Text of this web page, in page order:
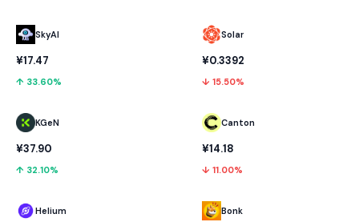
SkyAI
¥17.47
↑ 33.60%
KGeN
¥37.90
↑ 32.10%
Helium
Solar
¥0.3392
↓ 15.50%
Canton
¥14.18
↓ 11.00%
Bonk